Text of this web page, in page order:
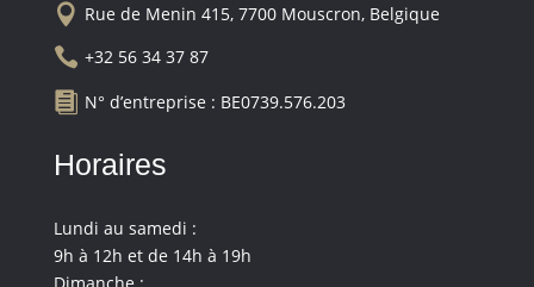
 Rue de Menin 415, 7700 Mouscron, Belgique
 +32 56 34 37 87
 N° d’entreprise : BE0739.576.203
Horaires
Lundi au samedi :
9h à 12h et de 14h à 19h